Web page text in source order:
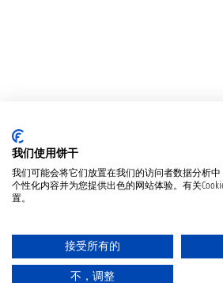
我们使用饼干
我们可能会将它们放置在我们的访问者数据分析
个性化内容并为您提供出色的网站体验。有关
置。
接受所有的
不，调整